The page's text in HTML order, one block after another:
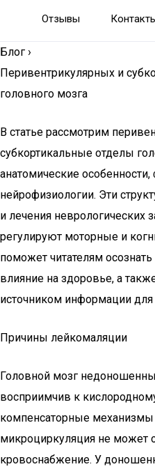
Отзывы
Блог ›
Перивентрикулярных и
головного мозга
В статье рассмотрим
субкортикальные отделы
анатомические
нейрофизиологии. Эти
и лечения неврологических
регулируют моторные и
поможет читателям
влияние на здоровье, а
источником информации
Причины лейкомаляции
Головной мозг
восприимчив к
компенсаторные
микроциркуляция не может
кровоснабжение. У